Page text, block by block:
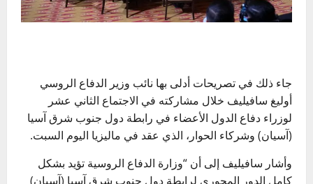
جاء ذلك في تصريحات أدلى بها نائب وزير الدفاع الروسي
أوليغ سافيليف خلال مشاركته في الاجتماع الثاني عشر
لوزراء دفاع الدول الأعضاء في رابطة دول جنوب شرق آسيا
(آسيان) وشركاء الحوار، الذي عقد في ماليزيا اليوم السبت.
وأشار سافيليف إلى أن “وزارة الدفاع الروسية تؤيد بشكل
كامل الدور المحوري لرابطة دول جنوب شرق آسيا (آسيان)